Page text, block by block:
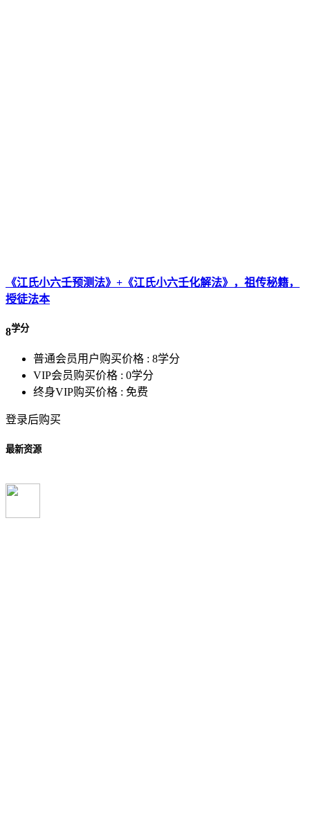
《江氏小六壬预测法》+《江氏小六壬化解法》，祖传秘籍，
授徒法本
8学分
普通会员用户购买价格 : 8学分
VIP会员购买价格 : 0学分
终身VIP购买价格 : 免费
登录后购买
最新资源